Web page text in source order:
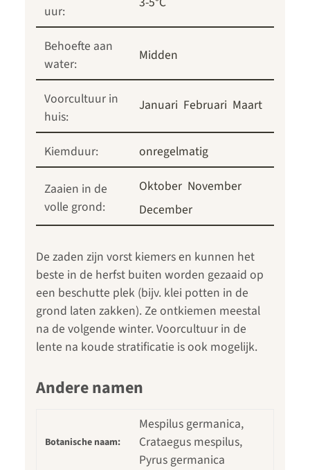
uur:
Behoefte aan
water:
Midden
Voorcultuur in
huis:
Januari Februari Maart
Kiemduur: onregelmatig
Zaaien in de
volle grond:
Oktober November
December
De zaden zijn vorst kiemers en kunnen het
beste in de herfst buiten worden gezaaid op
een beschutte plek (bijv. klei potten in de
grond laten zakken). Ze ontkiemen meestal
na de volgende winter. Voorcultuur in de
lente na koude stratificatie is ook mogelijk.
Andere namen
Botanische naam:
Mespilus germanica,
Crataegus mespilus,
Pyrus germanica